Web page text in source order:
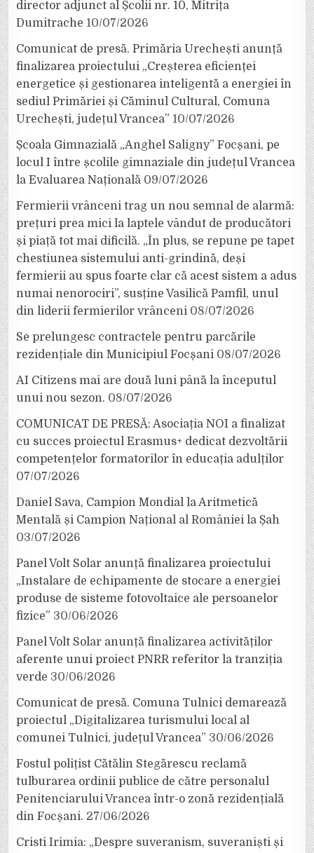
director adjunct al Școlii nr. 10, Mitrița
Dumitrache 10/07/2026
Comunicat de presă. Primăria Urechești anunță
finalizarea proiectului „Creșterea eficienței
energetice și gestionarea inteligentă a energiei în
sediul Primăriei și Căminul Cultural, Comuna
Urechești, județul Vrancea” 10/07/2026
Școala Gimnazială „Anghel Saligny” Focșani, pe
locul I între școlile gimnaziale din județul Vrancea
la Evaluarea Națională 09/07/2026
Fermierii vrânceni trag un nou semnal de alarmă:
prețuri prea mici la laptele vândut de producători
și piață tot mai dificilă. „În plus, se repune pe tapet
chestiunea sistemului anti-grindină, deși
fermierii au spus foarte clar că acest sistem a adus
numai nenorociri”, susține Vasilică Pamfil, unul
din liderii fermierilor vrânceni 08/07/2026
Se prelungesc contractele pentru parcările
rezidențiale din Municipiul Focșani 08/07/2026
AI Citizens mai are două luni până la începutul
unui nou sezon. 08/07/2026
COMUNICAT DE PRESĂ: Asociația NOI a finalizat
cu succes proiectul Erasmus+ dedicat dezvoltării
competențelor formatorilor în educația adulților
07/07/2026
Daniel Sava, Campion Mondial la Aritmetică
Mentală și Campion Național al României la Șah
03/07/2026
Panel Volt Solar anunță finalizarea proiectului
„Instalare de echipamente de stocare a energiei
produse de sisteme fotovoltaice ale persoanelor
fizice” 30/06/2026
Panel Volt Solar anunță finalizarea activităților
aferente unui proiect PNRR referitor la tranziția
verde 30/06/2026
Comunicat de presă. Comuna Tulnici demarează
proiectul „Digitalizarea turismului local al
comunei Tulnici, județul Vrancea” 30/06/2026
Fostul polițist Cătălin Stegărescu reclamă
tulburarea ordinii publice de către personalul
Penitenciarului Vrancea într-o zonă rezidențială
din Focșani. 27/06/2026
Cristi Irimia: „Despre suveranism, suveraniști și